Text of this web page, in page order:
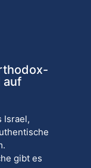
auf
Israel,
gibt es